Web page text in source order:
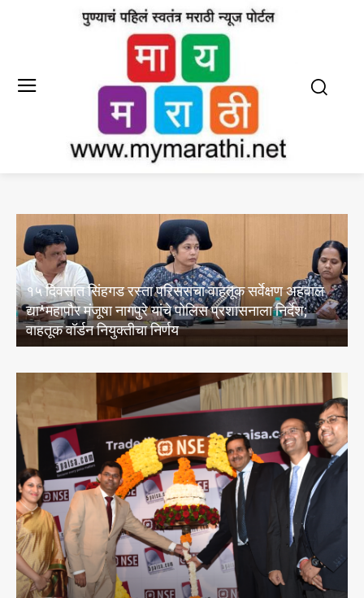
दिल्लीत एफ१ सिम रेसिंग इंडिया ओपनला उत्स्फूर्त प्रतिसाद; ३
हजारांहून अधिक स्पर्धकांचा सहभाग